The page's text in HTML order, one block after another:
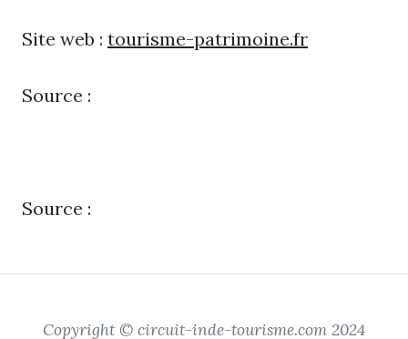
Site web : tourisme-patrimoine.fr
Source :
Source :
Copyright © circuit-inde-tourisme.com 2024